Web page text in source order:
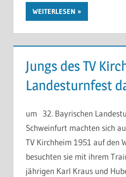
WEITERLESEN
Jungs des TV
Landesturnfest
um 32. Bayrischen
Schweinfurt machten sich
TV Kirchheim 1951 auf den
besuchten sie mit ihrem
jährigen Karl Kraus und